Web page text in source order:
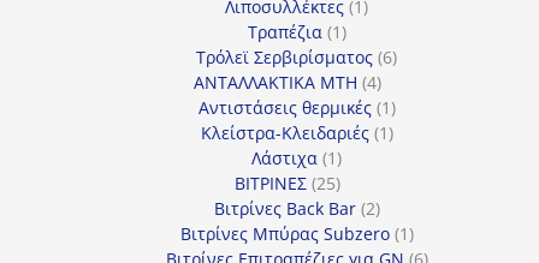
προϊόντα
Λιποσυλλέκτες 11
Τραπέζια 11
προϊόν
Τρόλεϊ Σερβιρίσματος 66
ΑΝΤΑΛΛΑΚΤΙΚΑ MTH 44
προϊόντα
Αντιστάσεις θερμικές 11
προϊόν
Κλείστρα-Κλειδαριές 11
Λάστιχα 11
προϊόν
ΒΙΤΡΙΝΕΣ 2525
προϊόντα
Βιτρίνες Back Bar 22
προϊόντα
Βιτρίνες Mπύρας Subzero 11
προϊόν
6